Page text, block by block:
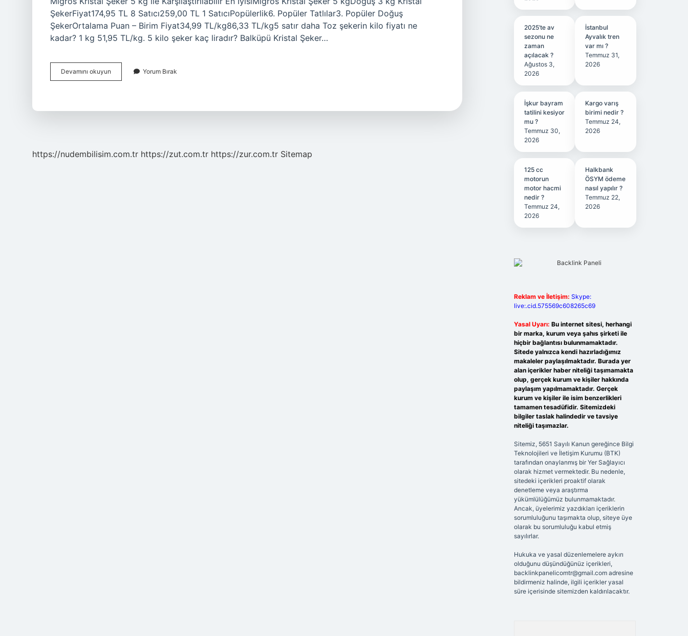
ŞekerFiyat174,95 TL 8 Satıcı259,00 TL 1 SatıcıPopülerlik6. Popüler Tatlılar3. Popüler Doğuş
ŞekerOrtalama Puan – Birim Fiyat34,99 TL/kg86,33 TL/kg5 satır daha Toz şekerin kilo fiyatı ne
kadar? 1 kg 51,95 TL/kg. 5 kilo şeker kaç liradır? Balküpü Kristal Şeker…
Devamını okuyun
Kilo
Yorum Bırak
https://nudembilisim.com.tr https://zut.com.tr https://zur.com.tr Sitemap
2025’te av
sezonu ne
zaman
açılacak ?
Ağustos 3,
2026
İstanbul
Ayvalık tren
var mı ?
Temmuz 31,
2026
İşkur bayram
tatilini kesiyor
mu ?
Temmuz 30,
2026
Kargo varış
birimi nedir ?
Temmuz 24,
2026
125 cc
motorun
motor hacmi
nedir ?
Temmuz 24,
2026
Halkbank
ÖSYM ödeme
nasıl yapılır ?
Temmuz 22,
2026
Reklam ve İletişim: Skype:
live:.cid.575569c608265c69
Yasal Uyarı: Bu internet sitesi, herhangi
bir marka, kurum veya şahıs şirketi ile
hiçbir bağlantısı bulunmamaktadır.
Sitede yalnızca kendi hazırladığımız
makaleler paylaşılmaktadır. Burada yer
alan içerikler haber niteliği taşımamakta
olup, gerçek kurum ve kişiler hakkında
paylaşım yapılmamaktadır. Gerçek
kurum ve kişiler ile isim benzerlikleri
tamamen tesadüfidir. Sitemizdeki
bilgiler taslak halindedir ve tavsiye
niteliği taşımazlar.
Sitemiz, 5651 Sayılı Kanun gereğince Bilgi
Teknolojileri ve İletişim Kurumu (BTK)
tarafından onaylanmış bir Yer Sağlayıcı
olarak hizmet vermektedir. Bu nedenle,
sitedeki içerikleri proaktif olarak
denetleme veya araştırma
yükümlülüğümüz bulunmamaktadır.
Ancak, üyelerimiz yazdıkları içeriklerin
sorumluluğunu taşımakta olup, siteye üye
olarak bu sorumluluğu kabul etmiş
sayılırlar.
Hukuka ve yasal düzenlemelere aykırı
olduğunu düşündüğünüz içerikleri,
backlinkpanelicomtr@gmail.comadresine
bildirmeniz halinde, ilgili içerikler yasal
süre içerisinde sitemizden kaldırılacaktır.